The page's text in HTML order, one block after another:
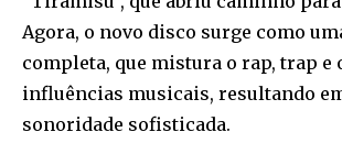
Agora, o novo disco surge como
completa, que mistura o rap, trap e
influências musicais, resultando
sonoridade sofisticada.